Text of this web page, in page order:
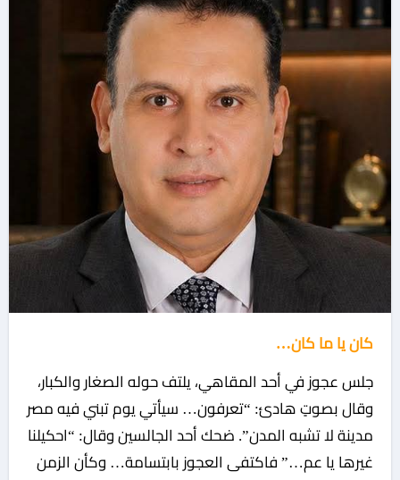
كان يا ما كان…
جلس عجوز في أحد المقاهي، يلتف حوله الصغار والكبار،
وقال بصوتٍ هادئ: “تعرفون… سيأتي يوم تبني فيه مصر
مدينة لا تشبه المدن”. ضحك أحد الجالسين وقال: “احكيلنا
غيرها يا عم…” فاكتفى العجوز بابتسامة… وكأن الزمن